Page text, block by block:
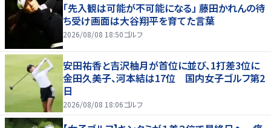
「先入観は可能が不可能になる」 藤田かれんの待
ち受け画面は大谷翔平を育てた言葉
2026/08/08 18:50ゴルフ
安田祐香と吉沢柚月が首位に並び、1打差3位に
金田久美子、河本結は17位 国内女子ゴルフ第2
日
2026/08/08 18:06ゴルフ